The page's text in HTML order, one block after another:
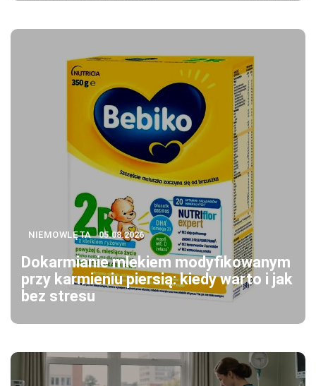
NIEMOWLĘTA 05.08.2026
Dokarmianie mlekiem modyfikowanym
przy karmieniu piersią: kiedy warto i jak
bez stresu